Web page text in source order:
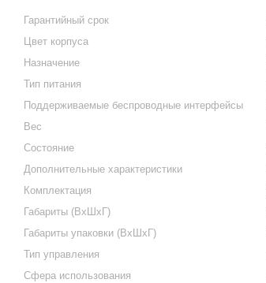
Гарантийный срок
Цвет корпуса
Назначение
Тип питания
Поддерживаемые беспроводные интерфейсы
Вес
Состояние
Дополнительные характеристики
Комплектация
Габариты (ВхШхГ)
Габариты упаковки (ВхШхГ)
Тип управления
Сфера использования